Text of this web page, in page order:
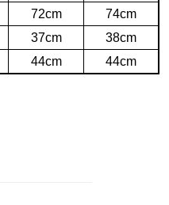
72cm
74cm
37cm
38cm
44cm 44cm